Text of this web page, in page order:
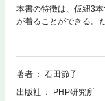
本書の特徴は、仮紐3
が着ることができる。
とができるようになる
正をしない。だから、
できるお手入れ、お
は、どうしたらよいの
にあるきものを着てみ
著者
石田節子
出版社
PHP研究所